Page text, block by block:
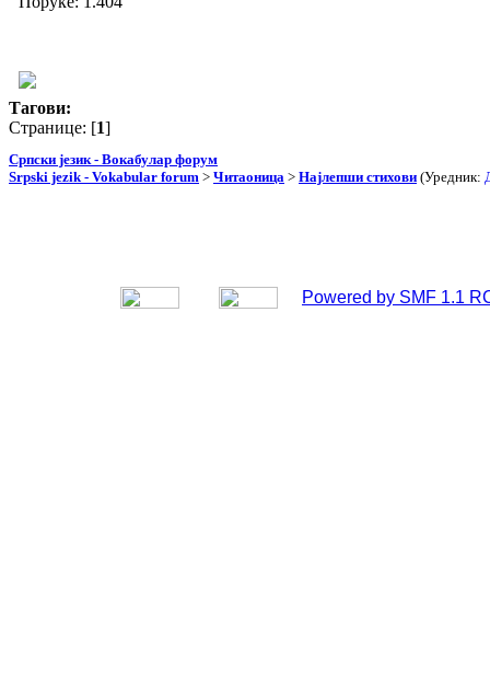
Тагови:
Странице: [1]
Српски језик - Вокабулар форум
Srpski jezik - Vokabular forum > Читаоница > Најлепши стихови (Уредник:
Powered by SMF 1.1